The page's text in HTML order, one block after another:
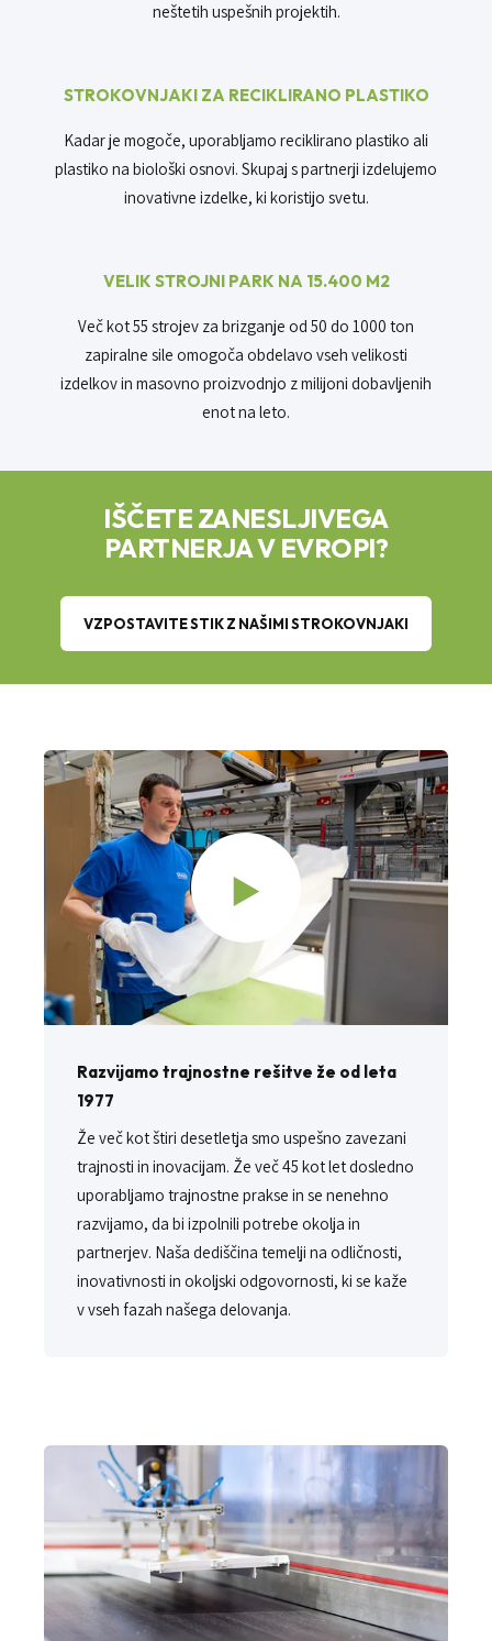
neštetih uspešnih projektih.
STROKOVNJAKI ZA RECIKLIRANO PLASTIKO
Kadar je mogoče, uporabljamo reciklirano plastiko ali
plastiko na biološki osnovi. Skupaj s partnerji izdelujemo
inovativne izdelke, ki koristijo svetu.
VELIK STROJNI PARK NA 15.400 M2
Več kot 55 strojev za brizganje od 50 do 1000 ton
zapiralne sile omogoča obdelavo vseh velikosti
izdelkov in masovno proizvodnjo z milijoni dobavljenih
enot na leto.
IŠČETE ZANESLJIVEGA
PARTNERJA V EVROPI?
VZPOSTAVITE STIK Z NAŠIMI STROKOVNJAKI
Razvijamo trajnostne rešitve že od leta
1977
Že več kot štiri desetletja smo uspešno zavezani
trajnosti in inovacijam. Že več 45 kot let dosledno
uporabljamo trajnostne prakse in se nenehno
razvijamo, da bi izpolnili potrebe okolja in
partnerjev. Naša dediščina temelji na odličnosti,
inovativnosti in okoljski odgovornosti, ki se kaže
v vseh fazah našega delovanja.